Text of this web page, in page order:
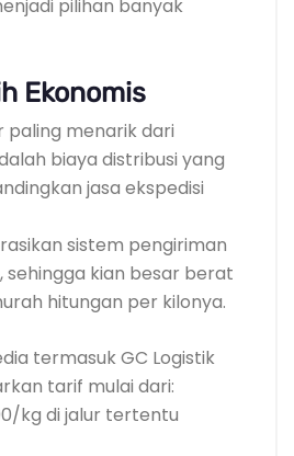
pilihan banyak
Ekonomis
paling menarik dari
biaya distribusi yang
jasa ekspedisi
sistem pengiriman
sehingga kian besar berat
hitungan per kilonya.
termasuk GC Logistik
tarif mulai dari:
kg di jalur tertentu